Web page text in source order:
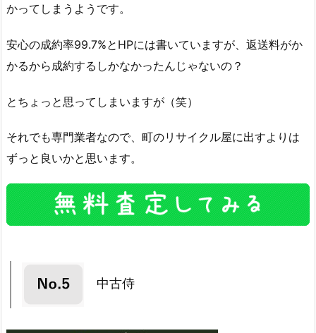
かってしまうようです。
安心の成約率99.7%とHPには書いていますが、返送料がか
かるから成約するしかなかったんじゃないの？
とちょっと思ってしまいますが（笑）
それでも専門業者なので、町のリサイクル屋に出すよりは
ずっと良いかと思います。
中古侍